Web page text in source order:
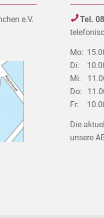
e.V.
Tel.
Mo:
Di:
Mi:
Do:
Fr:
Die
unsere